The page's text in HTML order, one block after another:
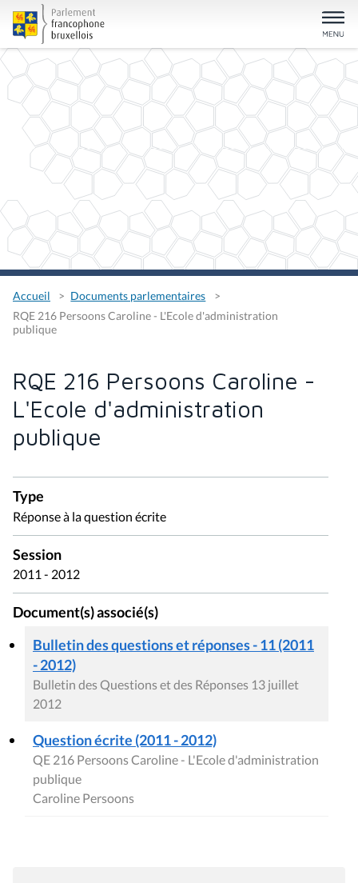
Accueil
Documents parlementaires
RQE 216 Persoons Caroline - L'Ecole d'administration
publique
RQE 216 Persoons Caroline -
L'Ecole d'administration
publique
Type
Réponse à la question écrite
Session
2011 - 2012
Document(s) associé(s)
Bulletin des questions et réponses - 11 (2011
- 2012)
Bulletin des Questions et des Réponses 13 juillet
2012
Question écrite (2011 - 2012)
QE 216 Persoons Caroline - L'Ecole d'administration
publique
Caroline Persoons